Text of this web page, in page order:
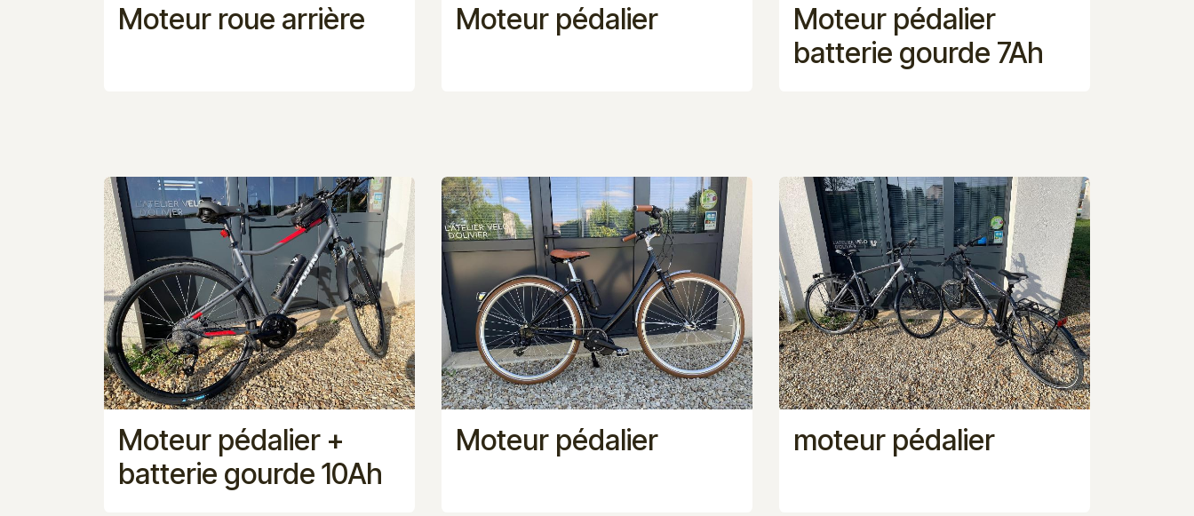
Moteur roue arrière Moteur pédalier
Moteur pédalier
batterie gourde 7Ah
Moteur pédalier +
batterie gourde 10Ah
Moteur pédalier moteur pédalier